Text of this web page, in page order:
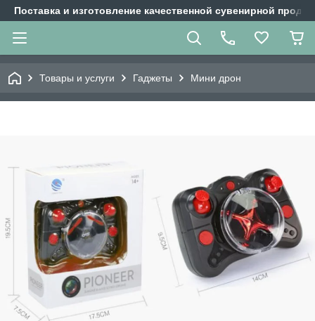
Поставка и изготовление качественной сувенирной
Товары и услуги Гаджеты Мини дрон